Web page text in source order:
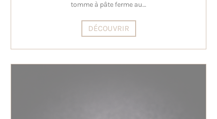
tomme à pâte ferme au…
DÉCOUVRIR